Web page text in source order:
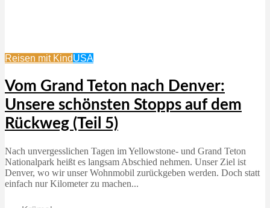
Reisen mit KindUSA
Vom Grand Teton nach Denver:
Unsere schönsten Stopps auf dem
Rückweg (Teil 5)
Nach unvergesslichen Tagen im Yellowstone- und Grand Teton
Nationalpark heißt es langsam Abschied nehmen. Unser Ziel ist
Denver, wo wir unser Wohnmobil zurückgeben werden. Doch statt
einfach nur Kilometer zu machen...